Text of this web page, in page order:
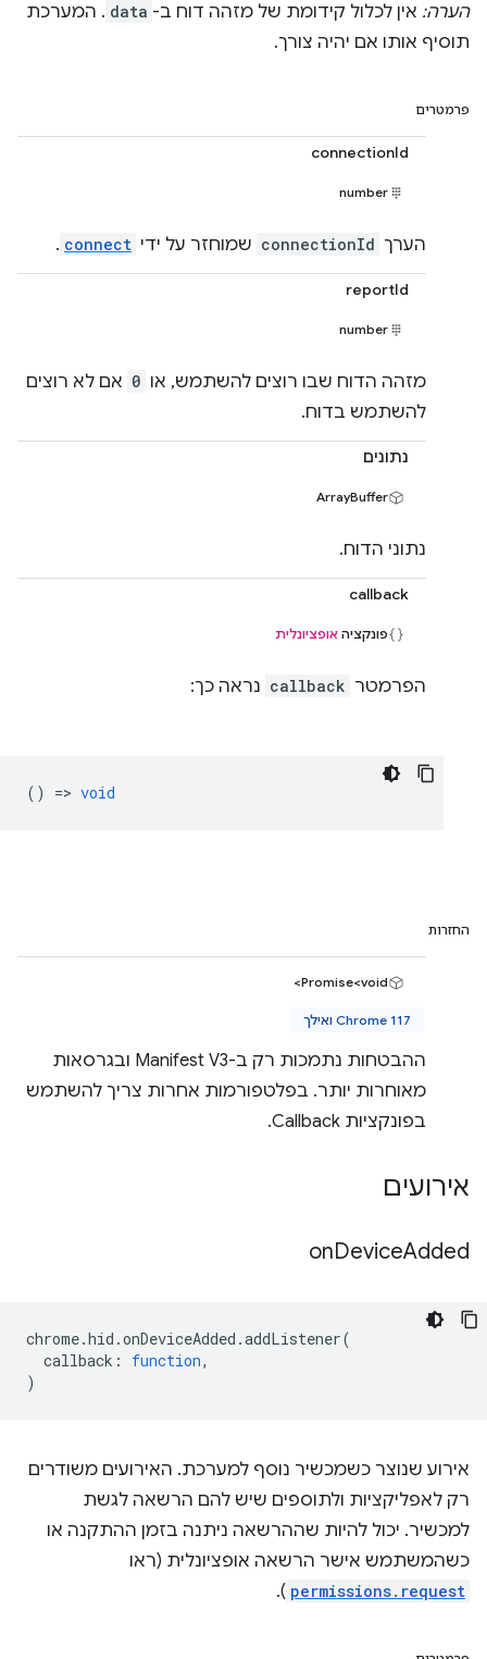
הערה: אין לכלול קידומת של מזהה דוח ב- data . המערכת
תוסיף אותו אם יהיה צורך.
פרמטרים
connectionId
number
הערך connectionId שמוחזר על ידי connect
.
reportId
number
מזהה הדוח שבו רוצים להשתמש, או 0 אם לא רוצים
להשתמש בדוח.
נתונים
ArrayBuffer
נתוני הדוח.
callback
פונקציה אופציונלית
הפרמטר callback נראה כך:
() => void
החזרות
Promise<void>
Chrome 117 ואילך
ההבטחות נתמכות רק ב-Manifest V3 ובגרסאות
מאוחרות יותר. בפלטפורמות אחרות צריך להשתמש
בפונקציות Callback.
אירועים
onDeviceAdded
chrome.hid .onDeviceAdded .addListener(
callback : function,
)
אירוע שנוצר כשמכשיר נוסף למערכת. האירועים משודרים
רק לאפליקציות ולתוספים שיש להם הרשאה לגשת
למכשיר. יכול להיות שההרשאה ניתנה בזמן ההתקנה או
כשהמשתמש אישר הרשאה אופציונלית (ראו
permissions.request
).